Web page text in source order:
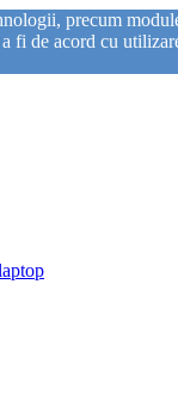
precum
fi de acord cu